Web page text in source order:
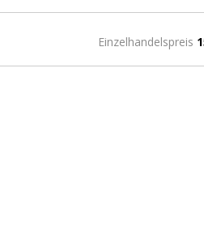
Einzelhandelspreis